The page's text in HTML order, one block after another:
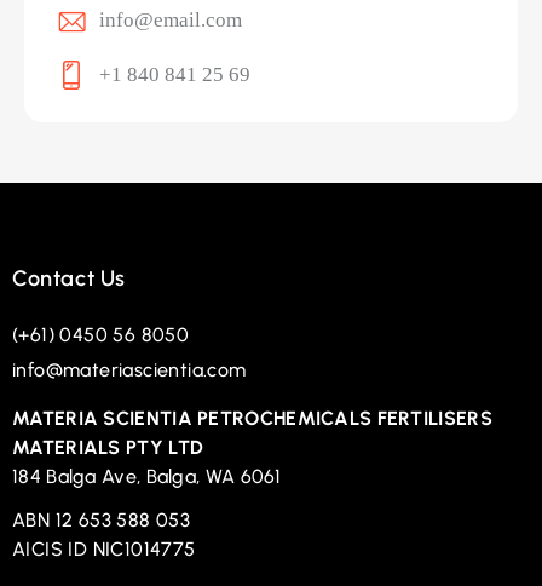
info@email.com
+1 840 841 25 69
Contact Us
(+61) 0450 56 8050
info@materiascientia.com
MATERIA SCIENTIA PETROCHEMICALS FERTILISERS
MATERIALS PTY LTD
184 Balga Ave, Balga, WA 6061
ABN 12 653 588 053
AICIS ID NIC1014775